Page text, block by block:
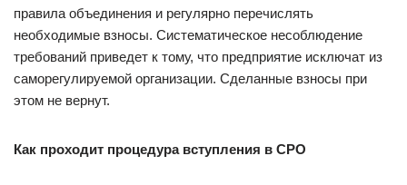
правила объединения и регулярно перечислять
необходимые взносы. Систематическое несоблюдение
требований приведет к тому, что предприятие исключат из
саморегулируемой организации. Сделанные взносы при
этом не вернут.
Как проходит процедура вступления в СРО